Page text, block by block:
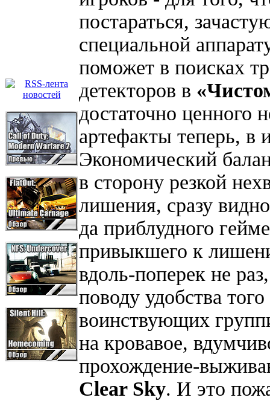
постараться,
специальной
поможет в поисках
детекторов в
достаточно ценного
артефакты теперь, в
Экономический
в сторону резкой
лишения, сразу
да приблудного
привыкшего к
вдоль-поперек не
поводу удобства
воинствующих
на кровавое,
прохождение-
Clear Sky. И это